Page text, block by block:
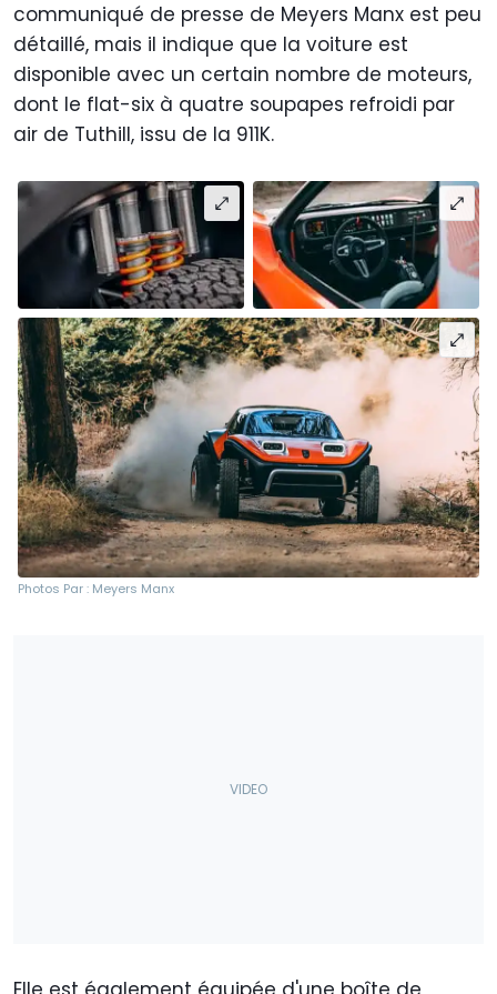
communiqué de presse de Meyers Manx est peu
détaillé, mais il indique que la voiture est
disponible avec un certain nombre de moteurs,
dont le flat-six à quatre soupapes refroidi par
air de Tuthill, issu de la 911K.
Photos Par : Meyers Manx